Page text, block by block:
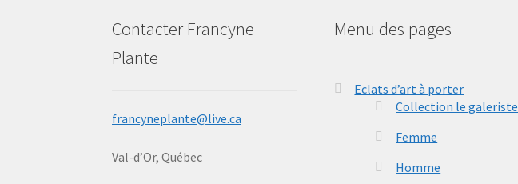
Contacter Francyne
Plante
francyneplante@live.ca
Val-d’Or, Québec
Menu des pages
Eclats d’art à porter
Collection le galeriste
Femme
Homme